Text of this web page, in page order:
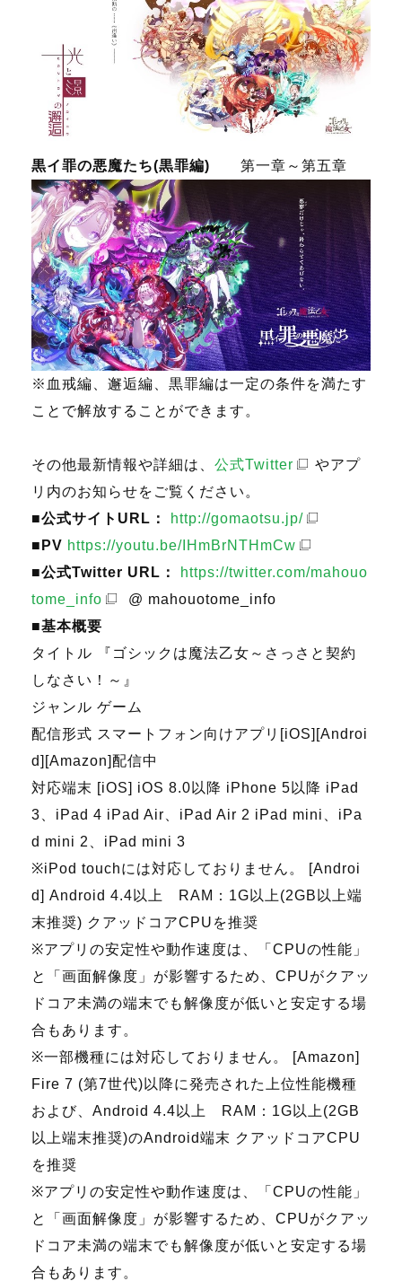
黒イ罪の悪魔たち(黒罪編) 第一章～第五章
※血戒編、邂逅編、黒罪編は一定の条件を満たす
ことで解放することができます。
その他最新情報や詳細は、 公式Twitter
やアプ
リ内のお知らせをご覧ください。
■公式サイトURL：
http://gomaotsu.jp/
■PV https://youtu.be/IHmBrNTHmCw
■公式Twitter URL：
https://twitter.com/mahouo
tome_info
@ mahouotome_info
■基本概要
タイトル 『ゴシックは魔法乙女～さっさと契約
しなさい！～』
ジャンル ゲーム
配信形式 スマートフォン向けアプリ[iOS][Androi
d][Amazon]配信中
対応端末 [iOS] iOS 8.0以降 iPhone 5以降 iPad
3、iPad 4 iPad Air、iPad Air 2 iPad mini、iPa
d mini 2、iPad mini 3
※iPod touchには対応しておりません。 [Androi
d] Android 4.4以上 RAM：1G以上(2GB以上端
末推奨) クアッドコアCPUを推奨
※アプリの安定性や動作速度は、「CPUの性能」
と「画面解像度」が影響するため、CPUがクアッ
ドコア未満の端末でも解像度が低いと安定する場
合もあります。
※一部機種には対応しておりません。 [Amazon]
Fire 7 (第7世代)以降に発売された上位性能機種
および、Android 4.4以上 RAM：1G以上(2GB
以上端末推奨)のAndroid端末 クアッドコアCPU
を推奨
※アプリの安定性や動作速度は、「CPUの性能」
と「画面解像度」が影響するため、CPUがクアッ
ドコア未満の端末でも解像度が低いと安定する場
合もあります。